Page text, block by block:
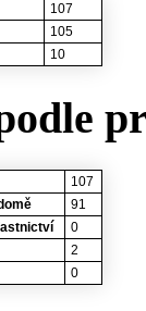
107
105
10
107
91
0
2
0